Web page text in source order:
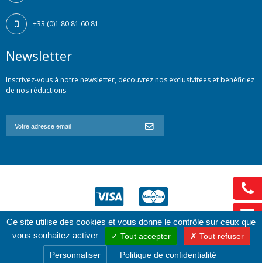
+33 (0)1 80 81 60 81
Newsletter
Inscrivez-vous à notre newsletter, découvrez nos exclusivitées et bénéficiez
de nos réductions
© 2009 - 2026 - FUTURCAD Group - Reproduction interdite
Ce site utilise des cookies et vous donne le contrôle sur ceux que
vous souhaitez activer
Tout accepter
Tout refuser
Personnaliser
Politique de confidentialité